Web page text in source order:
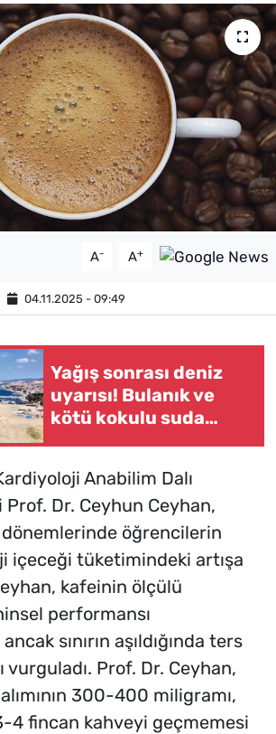
A- A+
04.11.2025 - 09:49
Yağış sonrası deniz
uyarısı! Bulanık ve
kötü kokulu suda
Anabilim Dalı
Dr. Ceyhun Ceyhan,
dönemlerinde öğrencilerin
içeceği tüketimindeki artışa
kafeinin ölçülü
performansı
sınırın aşıldığında ters
vurguladı. Prof. Dr. Ceyhan,
300-400 miligramı,
4 fincan kahveyi geçmemesi